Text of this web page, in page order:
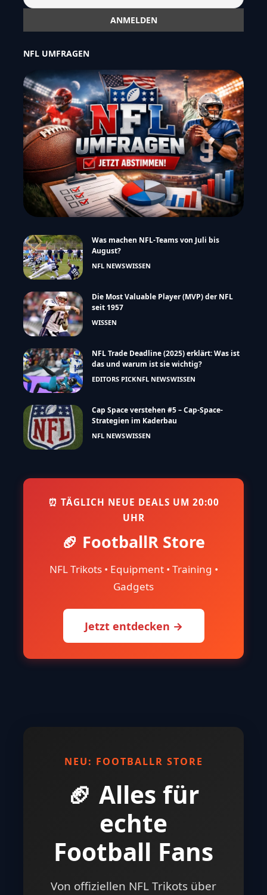
NFL UMFRAGEN
Was machen NFL-Teams von Juli bis
August?
NFL NEWSWISSEN
Die Most Valuable Player (MVP) der NFL
seit 1957
WISSEN
NFL Trade Deadline (2025) erklärt: Was ist
das und warum ist sie wichtig?
EDITORS PICKNFL NEWSWISSEN
Cap Space verstehen #5 – Cap-Space-
Strategien im Kaderbau
NFL NEWSWISSEN
⏰ TÄGLICH NEUE DEALS UM 20:00
UHR
🏈 FootballR Store
NFL Trikots • Equipment • Training •
Gadgets
Jetzt entdecken →
NEU: FOOTBALLR STORE
🏈 Alles für
echte
Football Fans
Von offiziellen NFL Trikots über